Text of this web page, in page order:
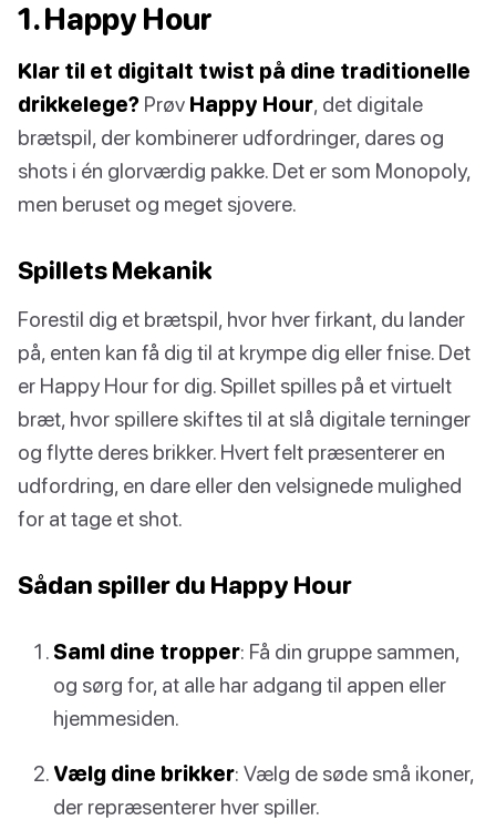
1. Happy Hour
Klar til et digitalt twist på dine traditionelle
drikkelege? Prøv Happy Hour, det digitale
brætspil, der kombinerer udfordringer, dares og
shots i én glorværdig pakke. Det er som Monopoly,
men beruset og meget sjovere.
Spillets Mekanik
Forestil dig et brætspil, hvor hver firkant, du lander
på, enten kan få dig til at krympe dig eller fnise. Det
er Happy Hour for dig. Spillet spilles på et virtuelt
bræt, hvor spillere skiftes til at slå digitale terninger
og flytte deres brikker. Hvert felt præsenterer en
udfordring, en dare eller den velsignede mulighed
for at tage et shot.
Sådan spiller du Happy Hour
Saml dine tropper: Få din gruppe sammen,
og sørg for, at alle har adgang til appen eller
hjemmesiden.
Vælg dine brikker: Vælg de søde små ikoner,
der repræsenterer hver spiller.